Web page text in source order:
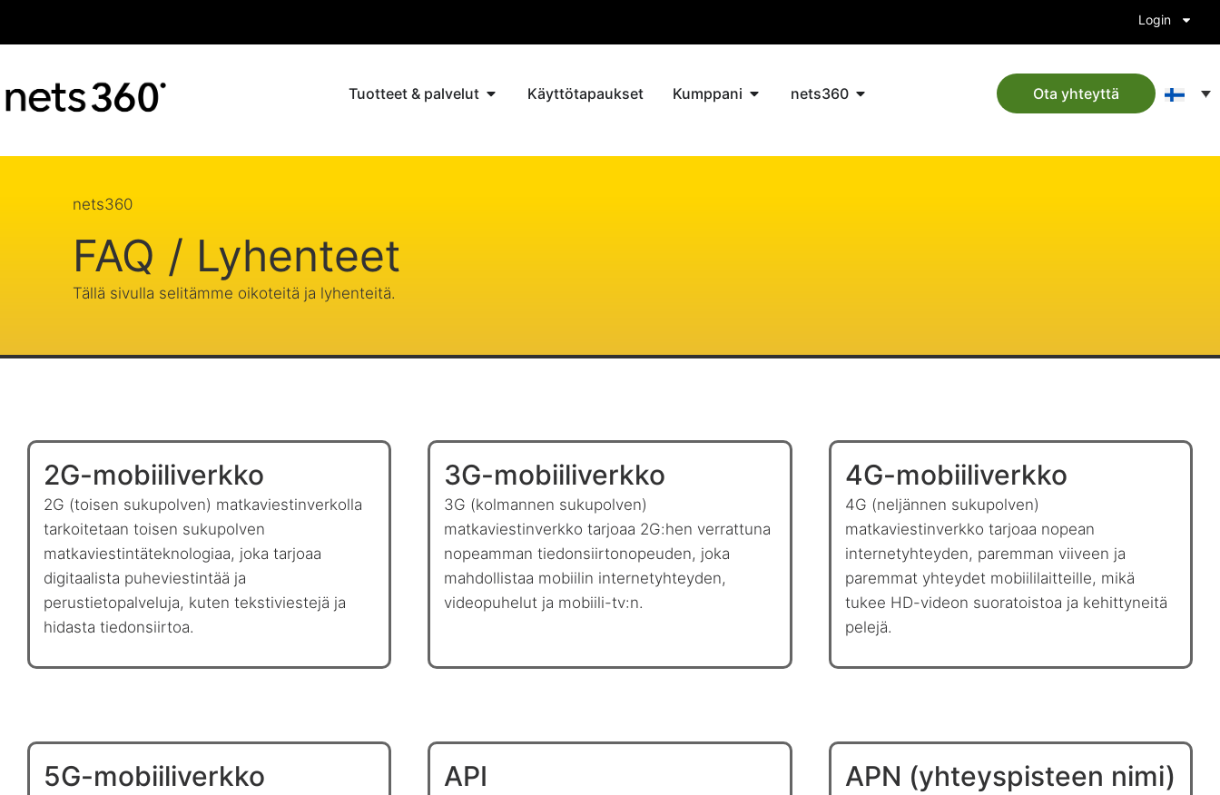
Login
Tuotteet & palvelut Käyttötapaukset Kumppani nets360 Ota yhteyttä
nets360
FAQ / Lyhenteet
Tällä sivulla selitämme oikoteitä ja lyhenteitä.
2G-mobiiliverkko
2G (toisen sukupolven) matkaviestinverkolla
tarkoitetaan toisen sukupolven
matkaviestintäteknologiaa, joka tarjoaa
digitaalista puheviestintää ja
perustietopalveluja, kuten tekstiviestejä ja
hidasta tiedonsiirtoa.
3G-mobiiliverkko
3G (kolmannen sukupolven)
matkaviestinverkko tarjoaa 2G:hen verrattuna
nopeamman tiedonsiirtonopeuden, joka
mahdollistaa mobiilin internetyhteyden,
videopuhelut ja mobiili-tv:n.
4G-mobiiliverkko
4G (neljännen sukupolven)
matkaviestinverkko tarjoaa nopean
internetyhteyden, paremman viiveen ja
paremmat yhteydet mobiililaitteille, mikä
tukee HD-videon suoratoistoa ja kehittyneitä
pelejä.
5G-mobiiliverkko
API
APN (yhteyspisteen nimi)